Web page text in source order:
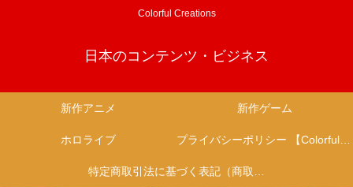
Colorful Creations
日本のコンテンツ・ビジネス
新作アニメ 新作ゲーム
ホロライブ プライバシーポリシー 【Colorful Creation】
特定商取引法に基づく表記（商取引に関する開示）